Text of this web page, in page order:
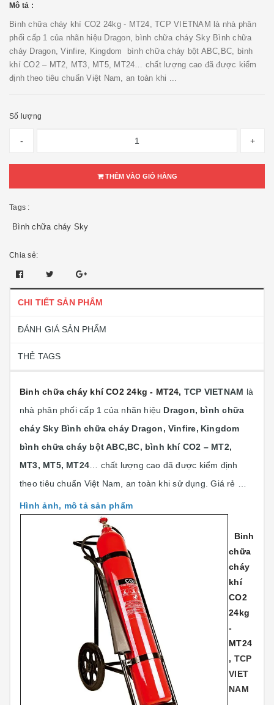
Mô tả :
Binh chữa cháy khí CO2 24kg - MT24, TCP VIETNAM là nhà phân
phối cấp 1 của nhãn hiệu Dragon, bình chữa cháy Sky Bình chữa
cháy Dragon, Vinfire, Kingdom bình chữa cháy bột ABC,BC, bình
khí CO2 – MT2, MT3, MT5, MT24… chất lượng cao đã được kiểm
định theo tiêu chuẩn Việt Nam, an toàn khi ...
Số lượng
- +
THÊM VÀO GIỎ HÀNG
Tags :
Bình chữa cháy Sky
Chia sẻ:
CHI TIẾT SẢN PHẨM
ĐÁNH GIÁ SẢN PHẨM
THẺ TAGS
Binh chữa cháy khí CO2 24kg - MT24, TCP VIETNAM là
nhà phân phối cấp 1 của nhãn hiệu Dragon, bình chữa
cháy Sky Bình chữa cháy Dragon, Vinfire, Kingdom
bình chữa cháy bột ABC,BC, bình khí CO2 – MT2,
MT3, MT5, MT24 … chất lượng cao đã được kiểm định
theo tiêu chuẩn Việt Nam, an toàn khi sử dụng. Giá rẻ …
Hình ảnh, mô tả sản phẩm
Binh
chữa
cháy
khí
CO2
24kg
-
MT24
, TCP
VIET
NAM